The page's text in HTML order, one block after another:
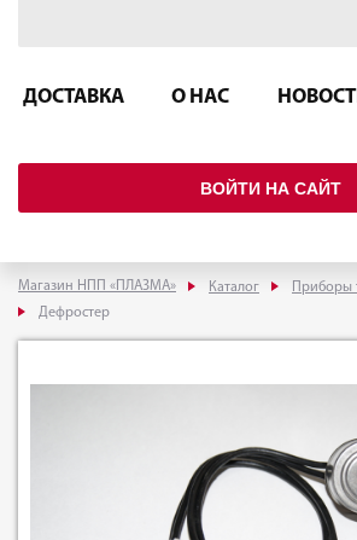
ДОСТАВКА О НАС
ВОЙТИ НА САЙТ
Магазин НПП «ПЛАЗМА» Каталог
Дефростер